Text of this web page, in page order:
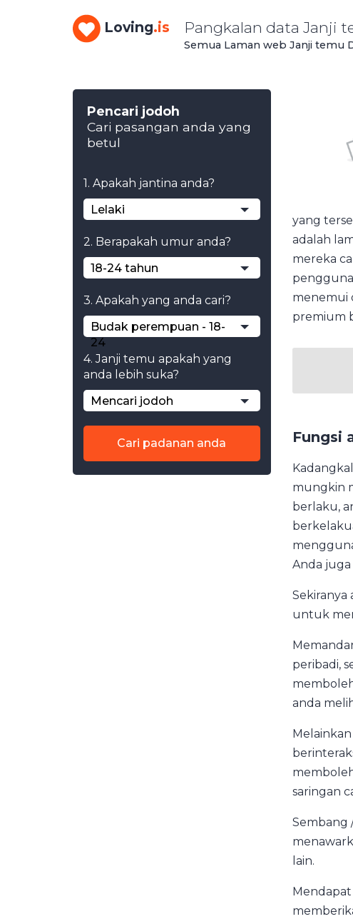
Loving.is Pangkalan data Janji
Semua Laman web Janji temu
Pencari jodoh
Cari pasangan anda yang
betul
1. Apakah jantina anda?
Lelaki
2. Berapakah umur anda?
18-24 tahun
3. Apakah yang anda cari?
Budak perempuan - 18-
24
4. Janji temu apakah yang
anda lebih suka?
Mencari jodoh
Cari padanan anda
yang
adalah
mereka
menemui
premium
Fungsi
mungkin
berlaku,
Anda
untuk
peribadi,
anda
saringan
Sembang
lain.